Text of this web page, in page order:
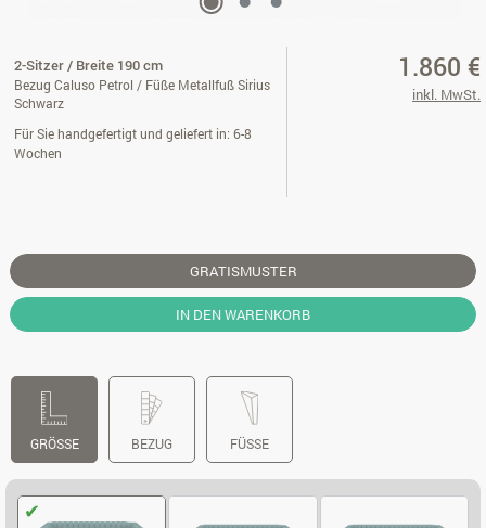
2-Sitzer / Breite 190 cm
Bezug Caluso Petrol / Füße Metallfuß Sirius
Schwarz
Für Sie handgefertigt und geliefert in: 6-8
Wochen
1.860 €
inkl. MwSt.
GRATISMUSTER
IN DEN WARENKORB
GRÖSSE BEZUG FÜSSE